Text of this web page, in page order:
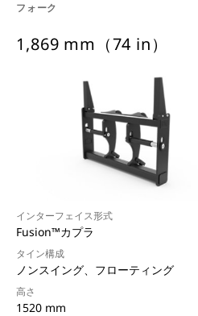
フォーク
1,869 mm（74 in）
インターフェイス形式
Fusion™カプラ
タイン構成
ノンスイング、フローティング
高さ
1520 mm